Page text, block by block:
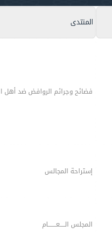
المنتدى
فضائح وجرائم الروافض ضد أهل
إستراحة المجالس
المجلس الـــــعــــــــام